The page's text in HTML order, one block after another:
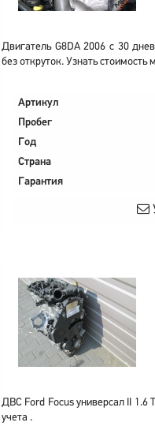
Двигатель G8DA 2006 с 30
без откруток. Узнать стоимость
Артикул
Пробег
Год
Страна
Гарантия
ДВС Ford Focus универсал II 1.6
учета .